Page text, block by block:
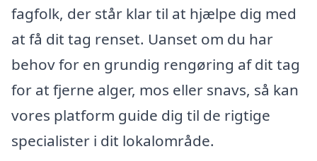
fagfolk, der står klar til at hjælpe dig med
at få dit tag renset. Uanset om du har
behov for en grundig rengøring af dit tag
for at fjerne alger, mos eller snavs, så kan
vores platform guide dig til de rigtige
specialister i dit lokalområde.